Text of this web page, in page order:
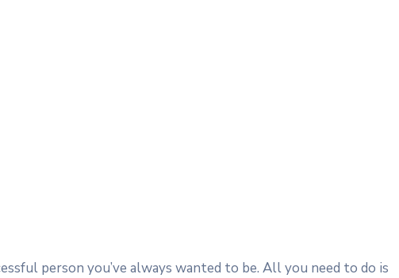
person you’ve always wanted to be. All you need to do is